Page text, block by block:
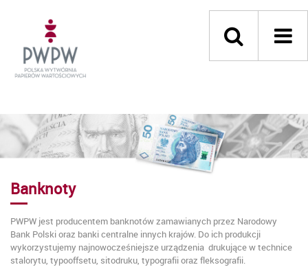
Banknoty
PWPW jest producentem banknotów zamawianych przez Narodowy
Bank Polski oraz banki centralne innych krajów. Do ich produkcji
wykorzystujemy najnowocześniejsze urządzenia drukujące w technice
stalorytu, typooffsetu, sitodruku, typografii oraz fleksografii.